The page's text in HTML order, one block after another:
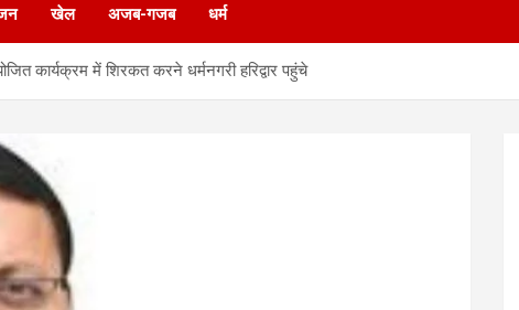
खेल अजब-गजब धर्म
कार्यक्रम में शिरकत करने धर्मनगरी हरिद्वार पहुंचे